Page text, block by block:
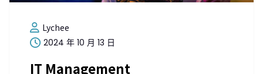
Lychee
2024 年 10 月 13 日
IT Management